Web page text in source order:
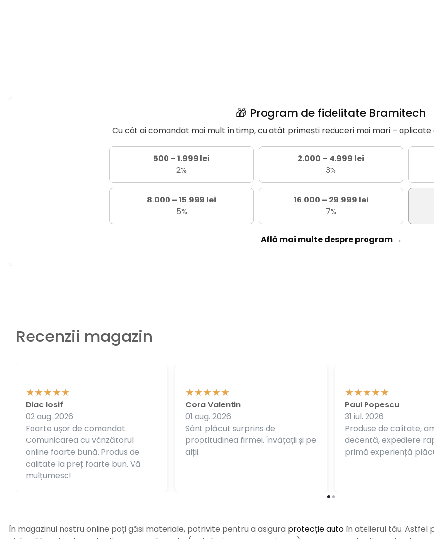
🎁 Program de fidelitate Bramitech
Cu cât ai comandat mai mult în timp, cu atât primești reduceri mai mari –
500 – 1.999 lei
2%
2.000 – 4.999 lei
3%
8.000 – 15.999 lei
5%
16.000 – 29.999 lei
7%
Află mai multe despre program →
Recenzii magazin
Foarte ușor de comandat.
Comunicarea cu vânzătorul
online foarte bună. Produs de
calitate la preț foarte bun. Vă
mulțumesc!
Diac Iosif
02 aug. 2026
Sânt plăcut surprins de
proptitudinea firmei. Învățații și pe
alții.
Cora Valentin
01 aug. 2026
Produse de calitate,
decentă, expediere
primă experiență
Paul Popescu
31 iul. 2026
În magazinul nostru online poți găsi materiale, potrivite pentru a asigura protecție autoîn atelierul tău. Astfel